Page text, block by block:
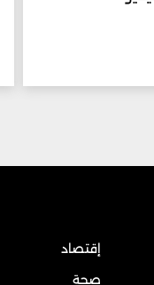
إقتصاد
صحة